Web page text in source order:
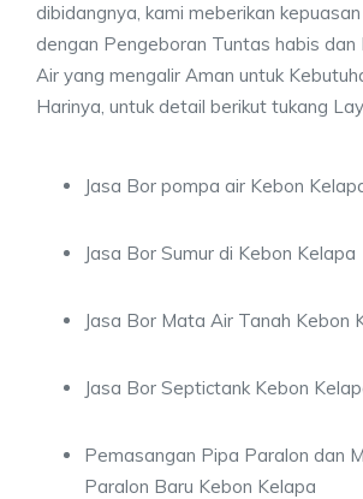
dibidangnya, kami meberikan
dengan Pengeboran Tuntas habis dan
Air yang mengalir Aman untuk
Harinya, untuk detail berikut tukang
Jasa Bor pompa air Kebon
Jasa Bor Sumur di Kebon Kelapa
Jasa Bor Mata Air Tanah Kebon
Jasa Bor Septictank Kebon
Pemasangan Pipa Paralon dan
Paralon Baru Kebon Kelapa